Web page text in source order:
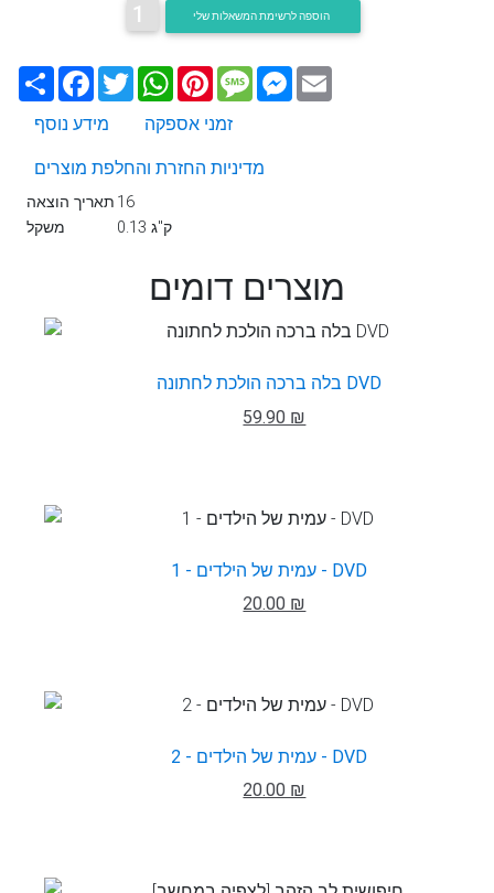
1
שתף Facebook
TwitterWhatsApp
PinterestMessageMessenger
מידע נוסף
זמני אספקה
מדיניות החזרת והחלפת מוצרים
תאריך הוצאה 16
משקל
0.13 ק"ג
מוצרים דומים
בלה ברכה הולכת לחתונה DVD
59.90 ₪
עמית של הילדים - 1 - DVD
20.00 ₪
עמית של הילדים - 2 - DVD
20.00 ₪